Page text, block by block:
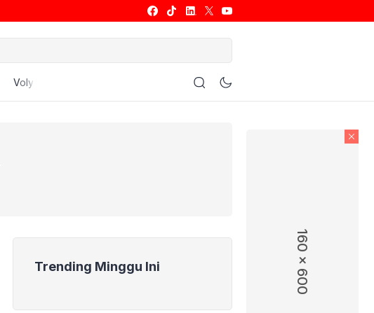
160 x 600
Voly Allsport
Trending Minggu Ini